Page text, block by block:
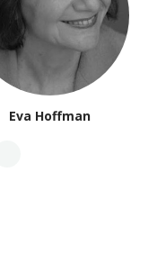
Eva Hoffman